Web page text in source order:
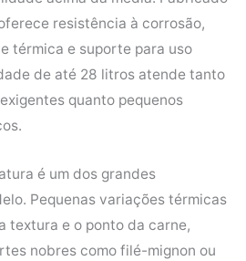
resistência à corrosão,
térmica e suporte para uso
de até 28 litros atende tanto
quanto pequenos
é um dos grandes
Pequenas variações térmicas
textura e o ponto da carne,
nobres como filé-mignon ou